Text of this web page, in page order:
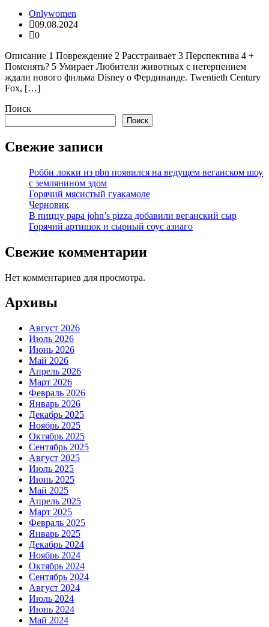
Onlywomen
09.08.2024
0
Описание 1 Повреждение 2 Расстраивает 3 Перспектива 4 +
Поменять? 5 Умирает Любители животных с нетерпением
ждали нового фильма Disney о Фердинанде. Twentieth Century
Fox, […]
Поиск
Поиск
Свежие записи
Робби локки из pbn появился на ведущем веганском шоу
с землянином эдом
Горячий мясистый гуакамоле
Черновик
В пиццу papa john’s pizza добавили веганский сыр
Горячий артишок и сырный соус азиаго
Свежие комментарии
Нет комментариев для просмотра.
Архивы
Август 2026
Июль 2026
Июнь 2026
Май 2026
Апрель 2026
Март 2026
Февраль 2026
Январь 2026
Декабрь 2025
Ноябрь 2025
Октябрь 2025
Сентябрь 2025
Август 2025
Июль 2025
Июнь 2025
Май 2025
Апрель 2025
Март 2025
Февраль 2025
Январь 2025
Декабрь 2024
Ноябрь 2024
Октябрь 2024
Сентябрь 2024
Август 2024
Июль 2024
Июнь 2024
Май 2024